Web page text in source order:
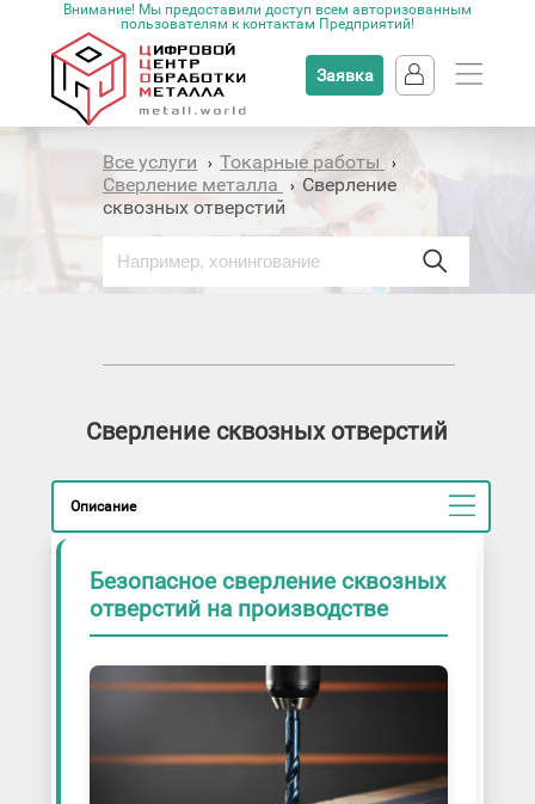
Внимание! Мы предоставили доступ всем авторизованным
пользователям к контактам Предприятий!
Заявка
Все услуги › Токарные работы ›
Сверление металла › Сверление
сквозных отверстий
Сверление сквозных отверстий
Описание
Безопасное сверление сквозных
отверстий на производстве